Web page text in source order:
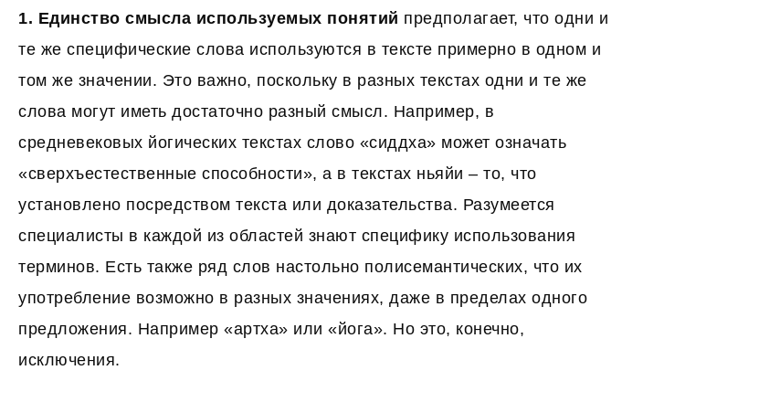
1. Единство смысла используемых понятий предполагает, что одни и
те же специфические слова используются в тексте примерно в одном и
том же значении. Это важно, поскольку в разных текстах одни и те же
слова могут иметь достаточно разный смысл. Например, в
средневековых йогических текстах слово «сиддха» может означать
«сверхъестественные способности», а в текстах ньяйи – то, что
установлено посредством текста или доказательства. Разумеется
специалисты в каждой из областей знают специфику использования
терминов. Есть также ряд слов настольно полисемантических, что их
употребление возможно в разных значениях, даже в пределах одного
предложения. Например «артха» или «йога». Но это, конечно,
исключения.